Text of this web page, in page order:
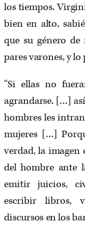
los tiempos.
bien en alto,
que su género
pares varones, y
“Si ellas no
agrandarse. […]
hombres les
mujeres […]
verdad, la imagen
del hombre ante
emitir juicios,
escribir libros,
discursos en los